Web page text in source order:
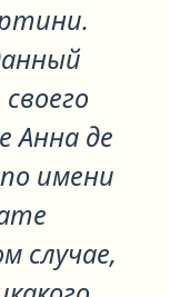
.
Анна де
по имени
случае,